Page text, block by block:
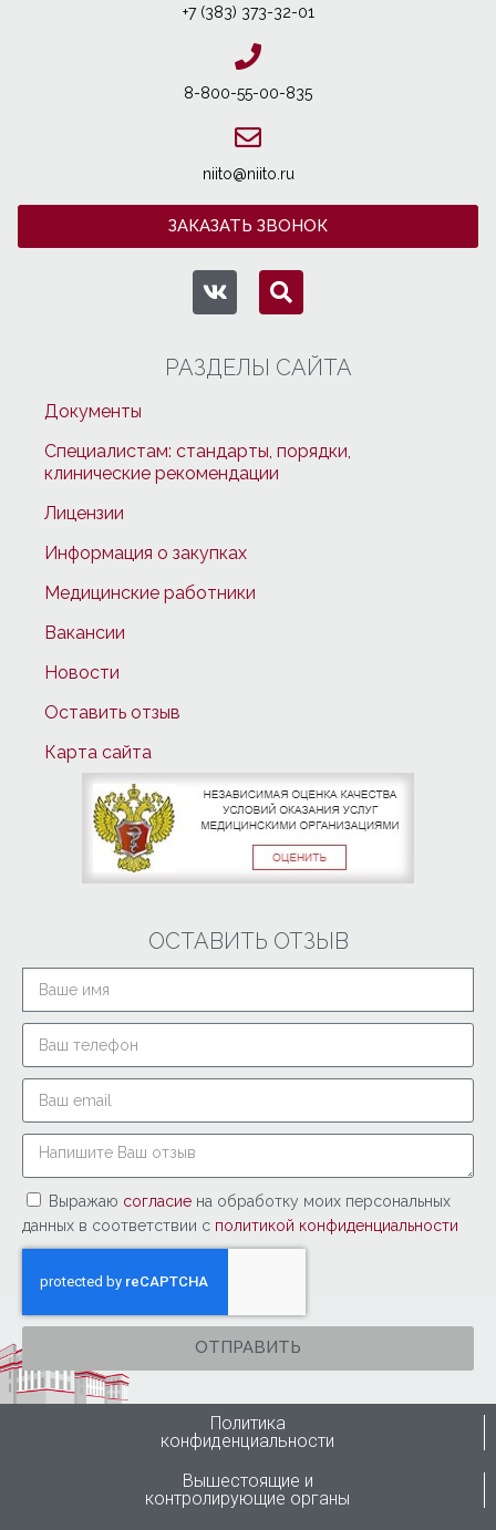
+7 (383) 373-32-01
8-800-55-00-835
niito@niito.ru
ЗАКАЗАТЬ ЗВОНОК
РАЗДЕЛЫ САЙТА
Документы
Специалистам: стандарты, порядки,
клинические рекомендации
Лицензии
Информация о закупках
Медицинские работники
Вакансии
Новости
Оставить отзыв
Карта сайта
ОСТАВИТЬ ОТЗЫВ
Выражаю согласие на обработку моих персональных
данных в соответствии с политикой конфиденциальности
ОТПРАВИТЬ
Политика
конфиденциальности
Вышестоящие и
контролирующие органы